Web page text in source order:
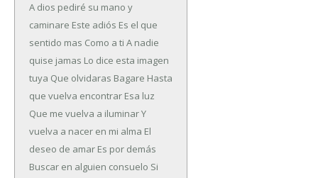
A dios pediré su mano y
caminare Este adiós Es el que
sentido mas Como a ti A nadie
quise jamas Lo dice esta imagen
tuya Que olvidaras Bagare Hasta
que vuelva encontrar Esa luz
Que me vuelva a iluminarY
vuelva a nacer en mi alma El
deseo de amar Es por demás
Buscar en alguien consuelo Si